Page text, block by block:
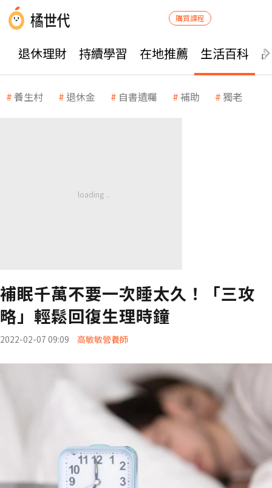
購買課程
退休理財 持續學習 在地推薦 生活百科
養生村 退休金 自書遺囑 補助 獨老
補眠千萬不要一次睡太久！「三攻
略」輕鬆回復生理時鐘
2022-02-07 09:09 高敏敏營養師